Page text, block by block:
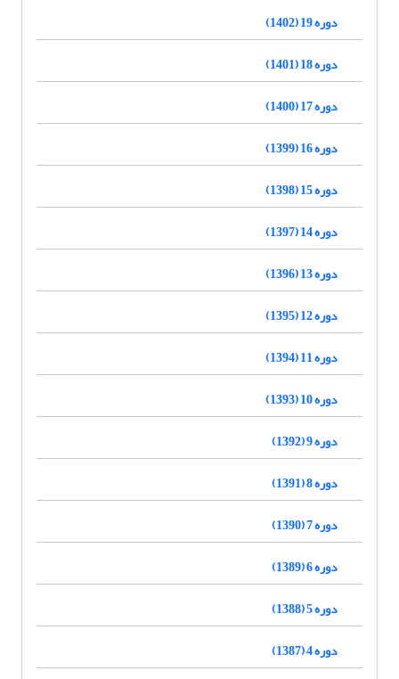
دوره 19 (1402)
دوره 18 (1401)
دوره 17 (1400)
دوره 16 (1399)
دوره 15 (1398)
دوره 14 (1397)
دوره 13 (1396)
دوره 12 (1395)
دوره 11 (1394)
دوره 10 (1393)
دوره 9 (1392)
دوره 8 (1391)
دوره 7 (1390)
دوره 6 (1389)
دوره 5 (1388)
دوره 4 (1387)